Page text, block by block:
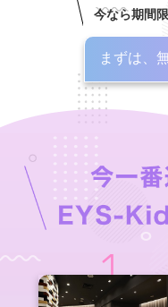
今なら期間
まずは、
1